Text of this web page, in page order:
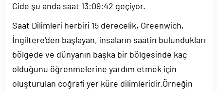
Cide şu anda saat 13:09:42 geçiyor.
Saat Dilimleri herbiri 15 derecelik, Greenwich,
İngiltere'den başlayan, insaların saatin bulundukları
bölgede ve dünyanın başka bir bölgesinde kaç
olduğunu öğrenmelerine yardım etmek için
oluşturulan coğrafi yer küre dilimleridir.Örneğin